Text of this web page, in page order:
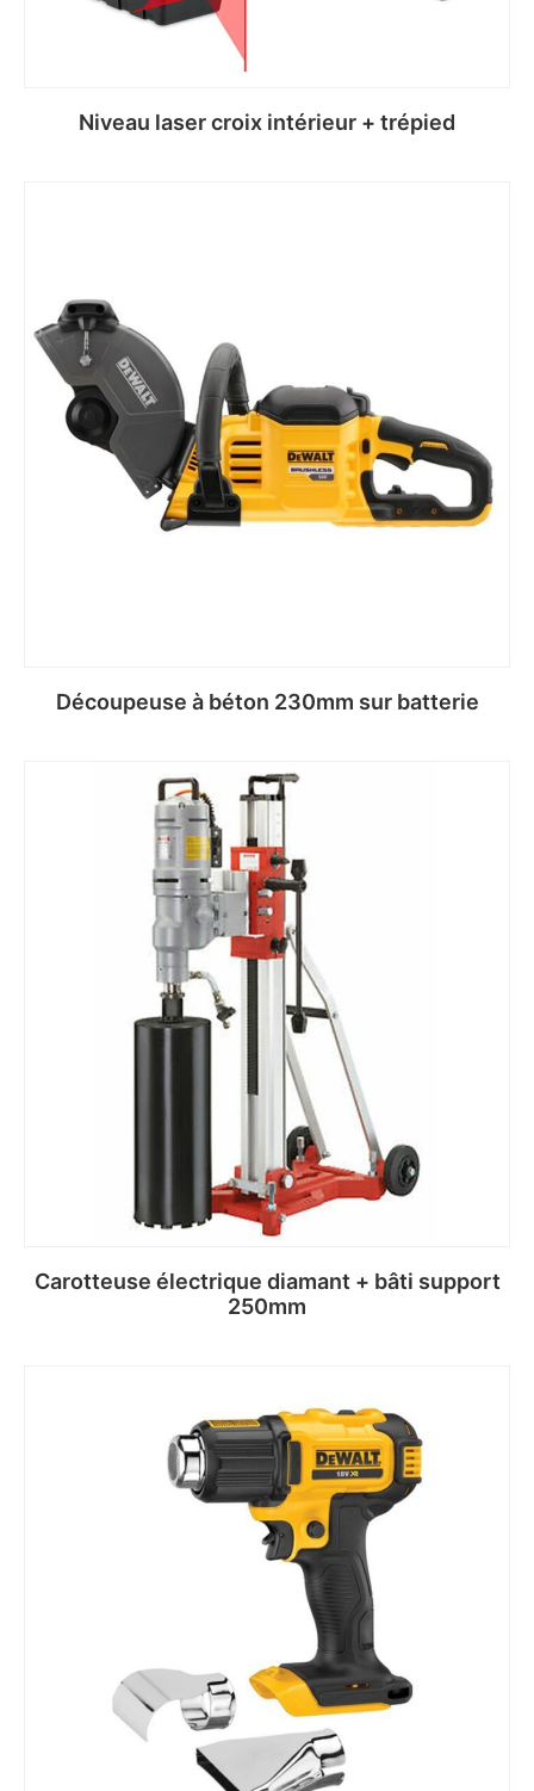
Niveau laser croix intérieur + trépied
Découpeuse à béton 230mm sur batterie
Carotteuse électrique diamant + bâti support
250mm